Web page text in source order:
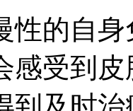
性的自
感受到